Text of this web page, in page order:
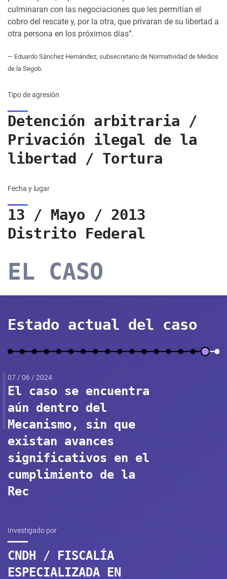
culminaran con las negociaciones que les permitían el
cobro del rescate y, por la otra, que privaran de su libertad a
otra persona en los próximos días”.
— Eduardo Sánchez Hernández, subsecretario de Normatividad de Medios
de la Segob.
Tipo de agresión
Detención arbitraria /
Privación ilegal de la
libertad / Tortura
Fecha y lugar
13 / Mayo / 2013
Distrito Federal
EL CASO
Estado actual del caso
07 / 06 / 2024
El caso se encuentra
aún dentro del
Mecanismo, sin que
existan avances
significativos en el
cumplimiento de la
Rec
Investigado por
CNDH / FISCALÍA
ESPECIALIZADA EN